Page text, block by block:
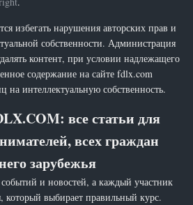
избегать нарушения авторских прав и
собственности. Администрация
контент, при условии надлежащего
содержание на сайте fdlx.com
на интеллектуальную собственность.
все статьи для
всех граждан
зарубежья
и новостей, а каждый участник
который выбирает правильный курс.